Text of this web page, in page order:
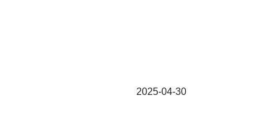
2025-04-30